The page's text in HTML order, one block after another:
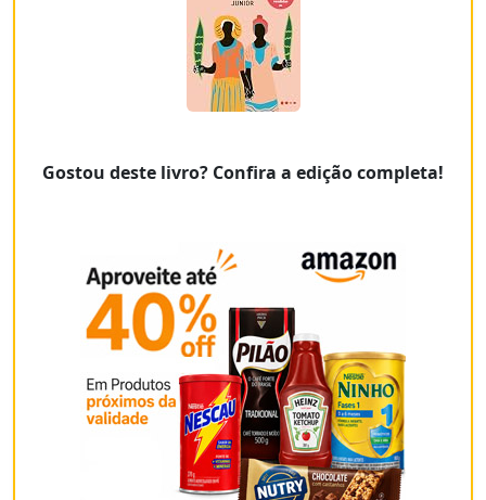
Gostou deste livro? Confira a edição completa!